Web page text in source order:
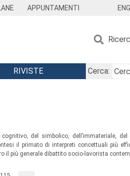
APPUNTAMENTI ENG
RIVISTE
Cerca:
cognitivo, del simbolico, dell’immateriale,
il primato di interpreti concettuali più
il più generale dibattito socio-lavorista
pone l’attenzione al paradigma della rete,
e centrale.